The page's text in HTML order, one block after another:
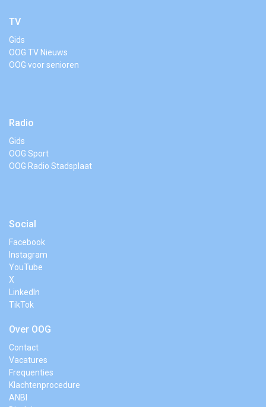
TV
Gids
OOG TV Nieuws
OOG voor senioren
Radio
Gids
OOG Sport
OOG Radio Stadsplaat
Social
Facebook
Instagram
YouTube
X
LinkedIn
TikTok
Over OOG
Contact
Vacatures
Frequenties
Klachtenprocedure
ANBI